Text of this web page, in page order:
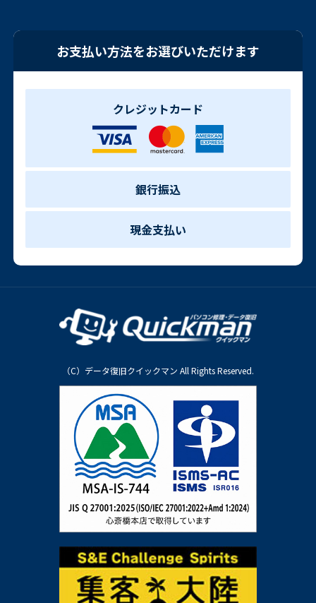
お支払い方法をお選びいただけます
クレジットカード
銀行振込
現金支払い
（C）データ復旧クイックマン All Rights Reserved.